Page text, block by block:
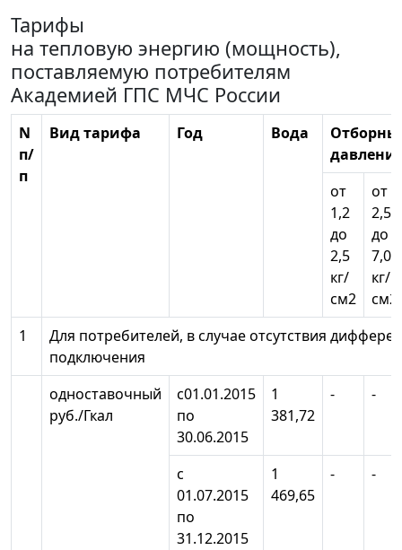
Тарифы
на тепловую энергию (мощность),
поставляемую потребителям
Академией ГПС МЧС России
N
п/
п
Вид тарифа Год Вода
от
1,2
до
2,5
кг/
см2
от
2,5
до
7,0
кг/
см2
1
Для потребителей, в случае отсутствия
подключения
одноставочный
руб./Гкал
c01.01.2015
по
30.06.2015
1
381,72
- -
с
01.07.2015
по
31.12.2015
1
469,65
- -